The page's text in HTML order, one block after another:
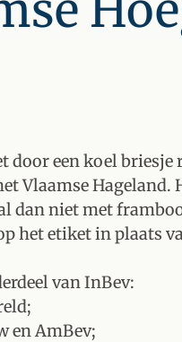
een koel briesje
Vlaamse Hageland.
dan niet met
het etiket in plaats
van InBev:
en AmBev;